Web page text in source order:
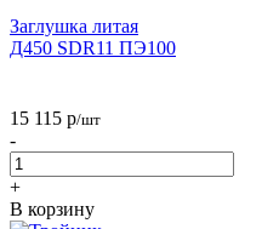
Заглушка литая
Д450 SDR11 ПЭ100
15 115 р/шт
-
+
В корзину